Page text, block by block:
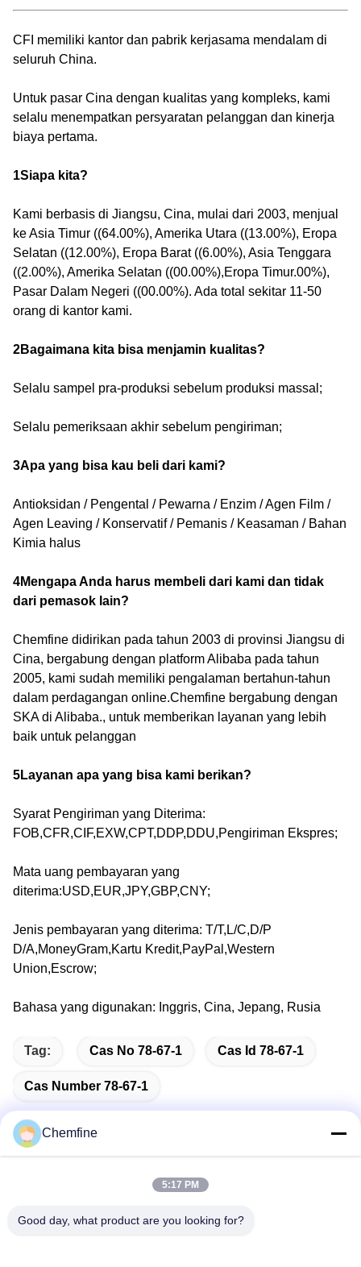
CFI memiliki kantor dan pabrik kerjasama mendalam di
seluruh China.
Untuk pasar Cina dengan kualitas yang kompleks, kami
selalu menempatkan persyaratan pelanggan dan kinerja
biaya pertama.
1Siapa kita?
Kami berbasis di Jiangsu, Cina, mulai dari 2003, menjual
ke Asia Timur ((64.00%), Amerika Utara ((13.00%), Eropa
Selatan ((12.00%), Eropa Barat ((6.00%), Asia Tenggara
((2.00%), Amerika Selatan ((00.00%),Eropa Timur.00%),
Pasar Dalam Negeri ((00.00%). Ada total sekitar 11-50
orang di kantor kami.
2Bagaimana kita bisa menjamin kualitas?
Selalu sampel pra-produksi sebelum produksi massal;
Selalu pemeriksaan akhir sebelum pengiriman;
3Apa yang bisa kau beli dari kami?
Antioksidan / Pengental / Pewarna / Enzim / Agen Film /
Agen Leaving / Konservatif / Pemanis / Keasaman / Bahan
Kimia halus
4Mengapa Anda harus membeli dari kami dan tidak
dari pemasok lain?
Chemfine didirikan pada tahun 2003 di provinsi Jiangsu di
Cina, bergabung dengan platform Alibaba pada tahun
2005, kami sudah memiliki pengalaman bertahun-tahun
dalam perdagangan online.Chemfine bergabung dengan
SKA di Alibaba., untuk memberikan layanan yang lebih
baik untuk pelanggan
5Layanan apa yang bisa kami berikan?
Syarat Pengiriman yang Diterima:
FOB,CFR,CIF,EXW,CPT,DDP,DDU,Pengiriman Ekspres;
Mata uang pembayaran yang
diterima:USD,EUR,JPY,GBP,CNY;
Jenis pembayaran yang diterima: T/T,L/C,D/P
D/A,MoneyGram,Kartu Kredit,PayPal,Western
Union,Escrow;
Bahasa yang digunakan: Inggris, Cina, Jepang, Rusia
Tag: Cas No 78-67-1 Cas Id 78-67-1
Cas Number 78-67-1
Alamat
Chemfine
5:17 PM
Good day, what product are you looking for?